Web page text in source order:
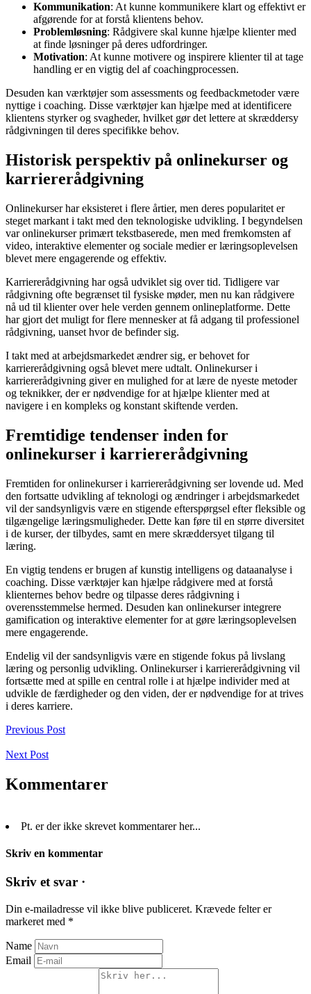
Kommunikation: At kunne kommunikere klart og effektivt er
afgørende for at forstå klientens behov.
Problemløsning: Rådgivere skal kunne hjælpe klienter med
at finde løsninger på deres udfordringer.
Motivation: At kunne motivere og inspirere klienter til at tage
handling er en vigtig del af coachingprocessen.
Desuden kan værktøjer som assessments og feedbackmetoder være
nyttige i coaching. Disse værktøjer kan hjælpe med at identificere
klientens styrker og svagheder, hvilket gør det lettere at skræddersy
rådgivningen til deres specifikke behov.
Historisk perspektiv på onlinekurser og
karriererådgivning
Onlinekurser har eksisteret i flere årtier, men deres popularitet er
steget markant i takt med den teknologiske udvikling. I begyndelsen
var onlinekurser primært tekstbaserede, men med fremkomsten af
video, interaktive elementer og sociale medier er læringsoplevelsen
blevet mere engagerende og effektiv.
Karriererådgivning har også udviklet sig over tid. Tidligere var
rådgivning ofte begrænset til fysiske møder, men nu kan rådgivere
nå ud til klienter over hele verden gennem onlineplatforme. Dette
har gjort det muligt for flere mennesker at få adgang til professionel
rådgivning, uanset hvor de befinder sig.
I takt med at arbejdsmarkedet ændrer sig, er behovet for
karriererådgivning også blevet mere udtalt. Onlinekurser i
karriererådgivning giver en mulighed for at lære de nyeste metoder
og teknikker, der er nødvendige for at hjælpe klienter med at
navigere i en kompleks og konstant skiftende verden.
Fremtidige tendenser inden for
onlinekurser i karriererådgivning
Fremtiden for onlinekurser i karriererådgivning ser lovende ud. Med
den fortsatte udvikling af teknologi og ændringer i arbejdsmarkedet
vil der sandsynligvis være en stigende efterspørgsel efter fleksible og
tilgængelige læringsmuligheder. Dette kan føre til en større diversitet
i de kurser, der tilbydes, samt en mere skræddersyet tilgang til
læring.
En vigtig tendens er brugen af kunstig intelligens og dataanalyse i
coaching. Disse værktøjer kan hjælpe rådgivere med at forstå
klienternes behov bedre og tilpasse deres rådgivning i
overensstemmelse hermed. Desuden kan onlinekurser integrere
gamification og interaktive elementer for at gøre læringsoplevelsen
mere engagerende.
Endelig vil der sandsynligvis være en stigende fokus på livslang
læring og personlig udvikling. Onlinekurser i karriererådgivning vil
fortsætte med at spille en central rolle i at hjælpe individer med at
udvikle de færdigheder og den viden, der er nødvendige for at trives
i deres karriere.
Previous Post
Next Post
Kommentarer
Pt. er der ikke skrevet kommentarer her...
Skriv en kommentar
Skriv et svar ·
Din e-mailadresse vil ikke blive publiceret. Krævede felter er
markeret med *
Name
Email